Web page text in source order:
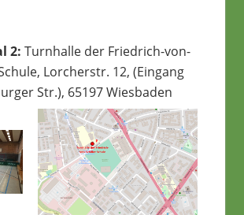
2: Turnhalle der Friedrich-von-
Lorcherstr. 12, (Eingang
Str.), 65197 Wiesbaden